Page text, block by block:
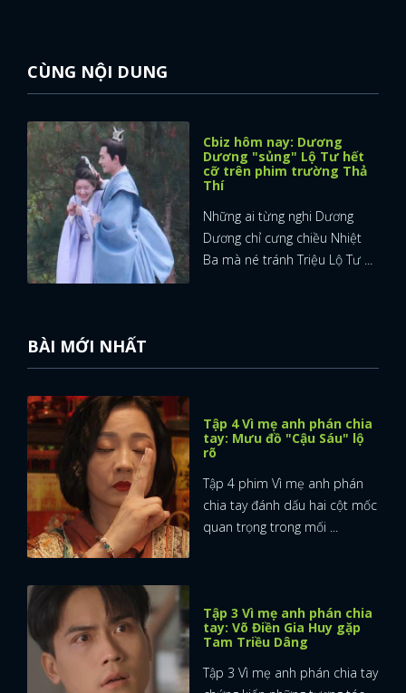
CÙNG NỘI DUNG
Cbiz hôm nay: Dương
Dương "sủng" Lộ Tư hết
cỡ trên phim trường Thả
Thí
Những ai từng nghi Dương
Dương chỉ cưng chiều Nhiệt
Ba mà né tránh Triệu Lộ Tư ...
BÀI MỚI NHẤT
Tập 4 Vì mẹ anh phán chia
tay: Mưu đồ "Cậu Sáu" lộ
rõ
Tập 4 phim Vì mẹ anh phán
chia tay đánh dấu hai cột mốc
quan trọng trong mối ...
Tập 3 Vì mẹ anh phán chia
tay: Võ Điền Gia Huy gặp
Tam Triều Dâng
Tập 3 Vì mẹ anh phán chia tay